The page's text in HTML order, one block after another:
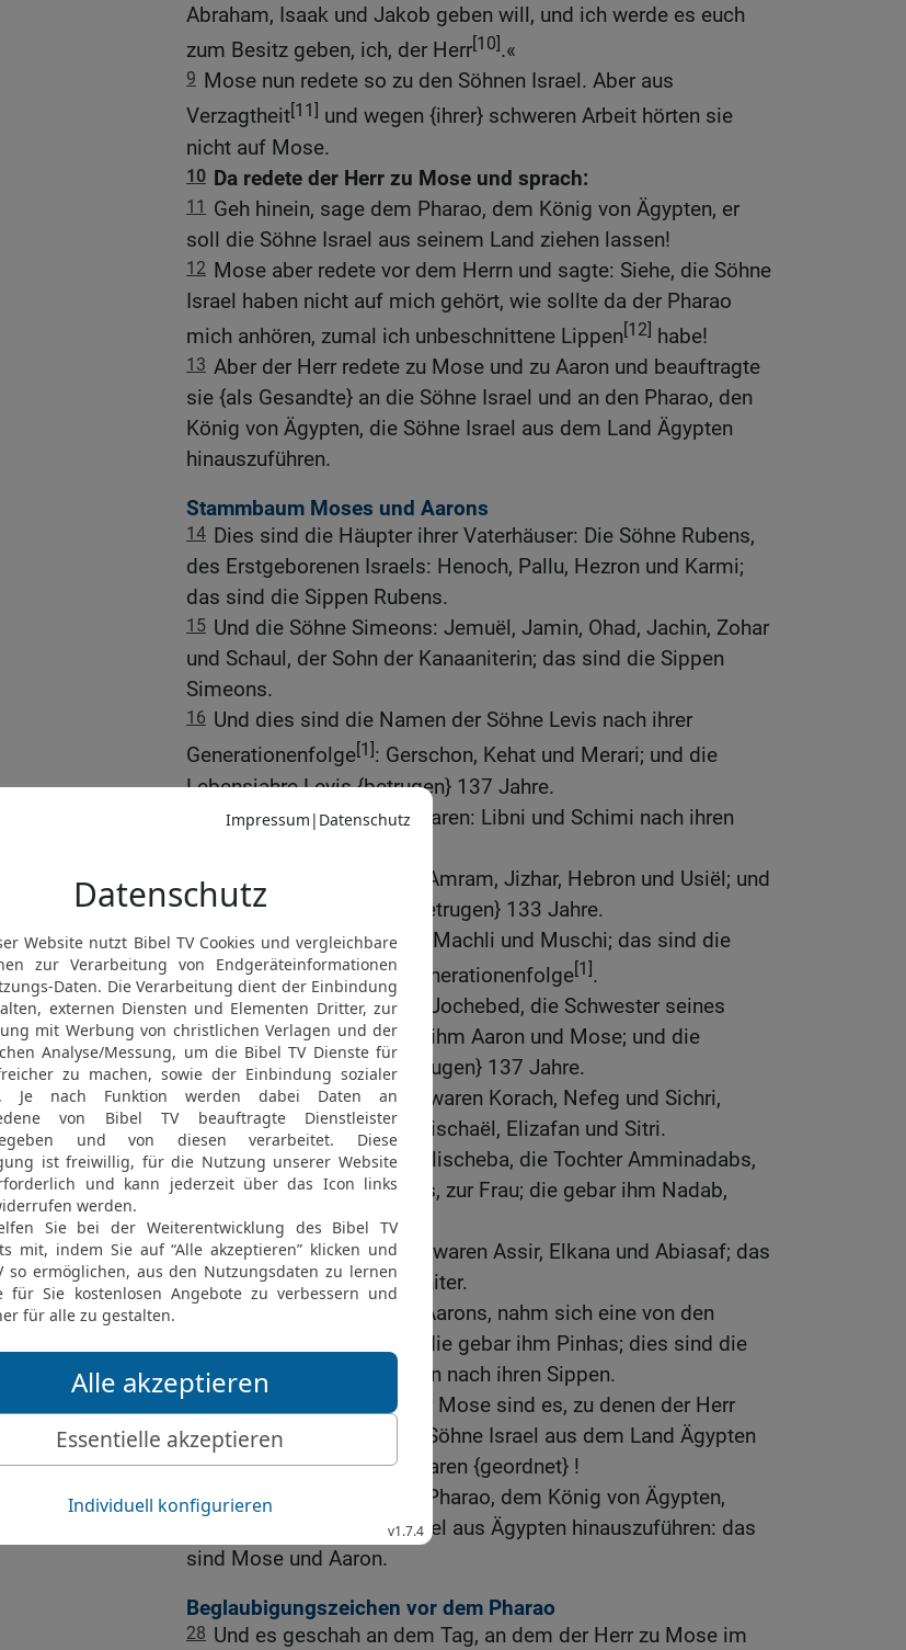
Abraham, Isaak und Jakob geben will, und ich werde es euch
zum Besitz geben, ich, der Herr[10].«
9 Mose nun redete so zu den Söhnen Israel. Aber aus
Verzagtheit[11] und wegen {ihrer} schweren Arbeit hörten sie
nicht auf Mose.
10 Da redete der Herr zu Mose und sprach:
11 Geh hinein, sage dem Pharao, dem König von Ägypten, er
soll die Söhne Israel aus seinem Land ziehen lassen!
12 Mose aber redete vor dem Herrn und sagte: Siehe, die Söhne
Israel haben nicht auf mich gehört, wie sollte da der Pharao
mich anhören, zumal ich unbeschnittene Lippen[12] habe!
13 Aber der Herr redete zu Mose und zu Aaron und beauftragte
sie {als Gesandte} an die Söhne Israel und an den Pharao, den
König von Ägypten, die Söhne Israel aus dem Land Ägypten
hinauszuführen.
Stammbaum Moses und Aarons
14 Dies sind die Häupter ihrer Vaterhäuser: Die Söhne Rubens,
des Erstgeborenen Israels: Henoch, Pallu, Hezron und Karmi;
das sind die Sippen Rubens.
15 Und die Söhne Simeons: Jemuël, Jamin, Ohad, Jachin, Zohar
und Schaul, der Sohn der Kanaaniterin; das sind die Sippen
Simeons.
16 Und dies sind die Namen der Söhne Levis nach ihrer
Generationenfolge[1]: Gerschon, Kehat und Merari; und die
Lebensjahre Levis {betrugen} 137 Jahre.
Die Söhne Gerschons waren: Libni und Schimi nach ihren
Und die Söhne Kehats: Amram, Jizhar, Hebron und Usiël; und
die Lebensjahre Kehats {betrugen} 133 Jahre.
19 Und die Söhne Meraris: Machli und Muschi; das sind die
Sippen Levis nach ihrer Generationenfolge[1].
20 Und Amram nahm sich Jochebed, die Schwester seines
Vaters, zur Frau; die gebar ihm Aaron und Mose; und die
Lebensjahre Amrams {betrugen} 137 Jahre.
21 Die Söhne Jizhars aber waren Korach, Nefeg und Sichri,
22 und die Söhne Usiëls Mischaël, Elizafan und Sitri.
23 Aaron aber nahm sich Elischeba, die Tochter Amminadabs,
die Schwester Nachschons, zur Frau; die gebar ihm Nadab,
Abihu, Eleasar und Itamar.
24 Und die Söhne Korachs waren Assir, Elkana und Abiasaf; das
sind die Sippen der Korachiter.
25
Eleasar aber, der Sohn Aarons, nahm sich eine von den
Töchtern Putiëls zur Frau; die gebar ihm Pinhas; dies sind die
Familienhäupter der Leviten nach ihren Sippen.
Dieser Aaron und dieser Mose sind es, zu denen der Herr
gesprochen hat: Führt die Söhne Israel aus dem Land Ägypten
hinaus nach ihren Heerscharen {geordnet} !
27
Diese sind es, die zum Pharao, dem König von Ägypten,
redeten, um die Söhne Israel aus Ägypten hinauszuführen: das
sind Mose und Aaron.
Beglaubigungszeichen vor dem Pharao
28 Und es geschah an dem Tag, an dem der Herr zu Mose im